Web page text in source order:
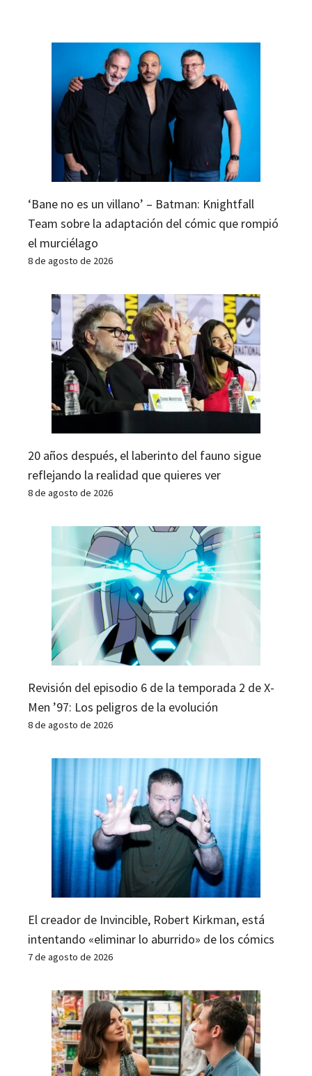
‘Bane no es un villano’ – Batman: Knightfall
Team sobre la adaptación del cómic que rompió
el murciélago
8 de agosto de 2026
20 años después, el laberinto del fauno sigue
reflejando la realidad que quieres ver
8 de agosto de 2026
Revisión del episodio 6 de la temporada 2 de X-
Men ’97: Los peligros de la evolución
8 de agosto de 2026
El creador de Invincible, Robert Kirkman, está
intentando «eliminar lo aburrido» de los cómics
7 de agosto de 2026